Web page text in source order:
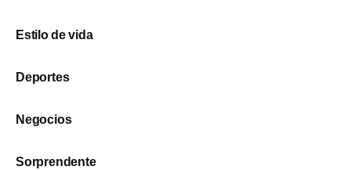
Estilo de vida
Deportes
Negocios
Sorprendente